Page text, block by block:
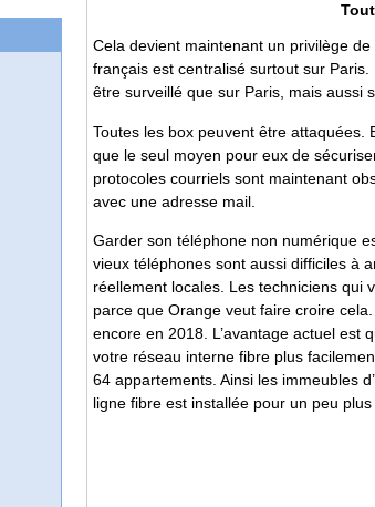
Cela devient maintenant un privilège
français est centralisé surtout sur
être surveillé que sur Paris, mais aussi
Toutes les box peuvent être attaquées.
que le seul moyen pour eux de
protocoles courriels sont maintenant
avec une adresse mail.
Garder son téléphone non numérique
vieux téléphones sont aussi difficiles à
réellement locales. Les techniciens qui
parce que Orange veut faire croire
encore en 2018. L’avantage actuel est
votre réseau interne fibre plus
64 appartements. Ainsi les immeubles
ligne fibre est installée pour un peu